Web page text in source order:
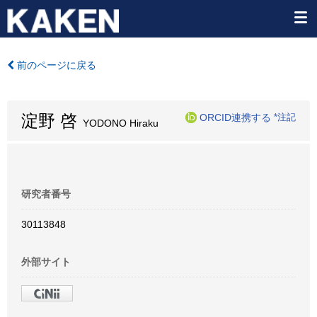
前のページに戻る
淀野 啓 YODONO Hiraku
ORCID連携する *注記
研究者番号
30113848
外部サイト